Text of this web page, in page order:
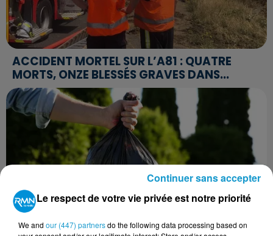
ACCIDENT MORTEL SUR L’A81 : QUATRE
MORTS, ONZE BLESSÉS GRAVES DANS...
Le respect de votre vie privée est notre priorité
We and our (447) partnersdo the following data processing based on
Continuer sans accepter